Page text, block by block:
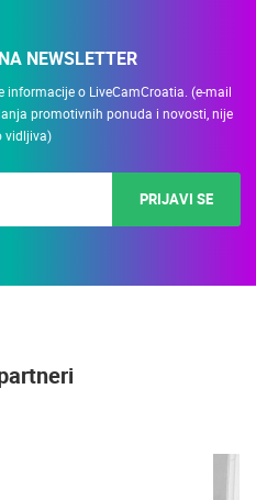
NEWSLETTER
o LiveCamCroatia. (e-mail
promotivnih ponuda i novosti, nije
vidljiva)
PRIJAVI SE